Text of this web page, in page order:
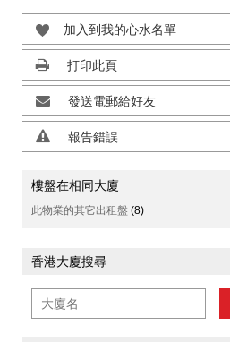
加入到我的心水名單
打印此頁
發送電郵給好友
報告錯誤
樓盤在相同大廈
此物業的其它出租盤 (8)
香港大廈搜尋